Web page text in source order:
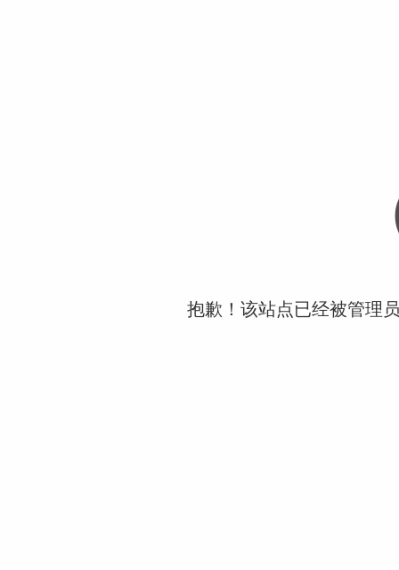
抱歉！该站点已经被管理